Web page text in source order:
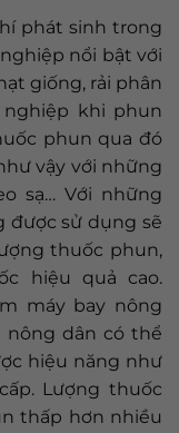
phát sinh trong
nổi bật với
giống, rải phân
nghiệp khi phun
phun qua đó
vậy với những
sạ… Với những
được sử dụng sẽ
thuốc phun,
hiệu quả cao.
máy bay nông
nông dân có thể
hiệu năng như
Lượng thuốc
thấp hơn nhiều